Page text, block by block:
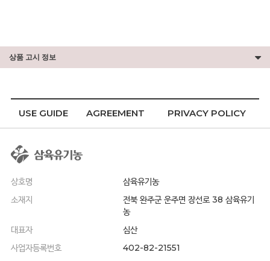
상품 고시 정보
USE GUIDE AGREEMENT PRIVACY POLICY
상호명
삼육유기농
소재지
전북 완주군 운주면 장선로 38 삼육유기
농
대표자
심산
사업자등록번호
402-82-21551